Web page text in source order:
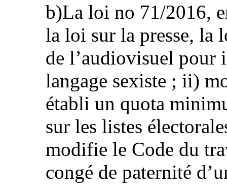
b)La loi no 71/2016,
la loi sur la presse, la
de l’audiovisuel pour
langage sexiste ; ii)
établi un quota
sur les listes
modifie le Code du
congé de paternité